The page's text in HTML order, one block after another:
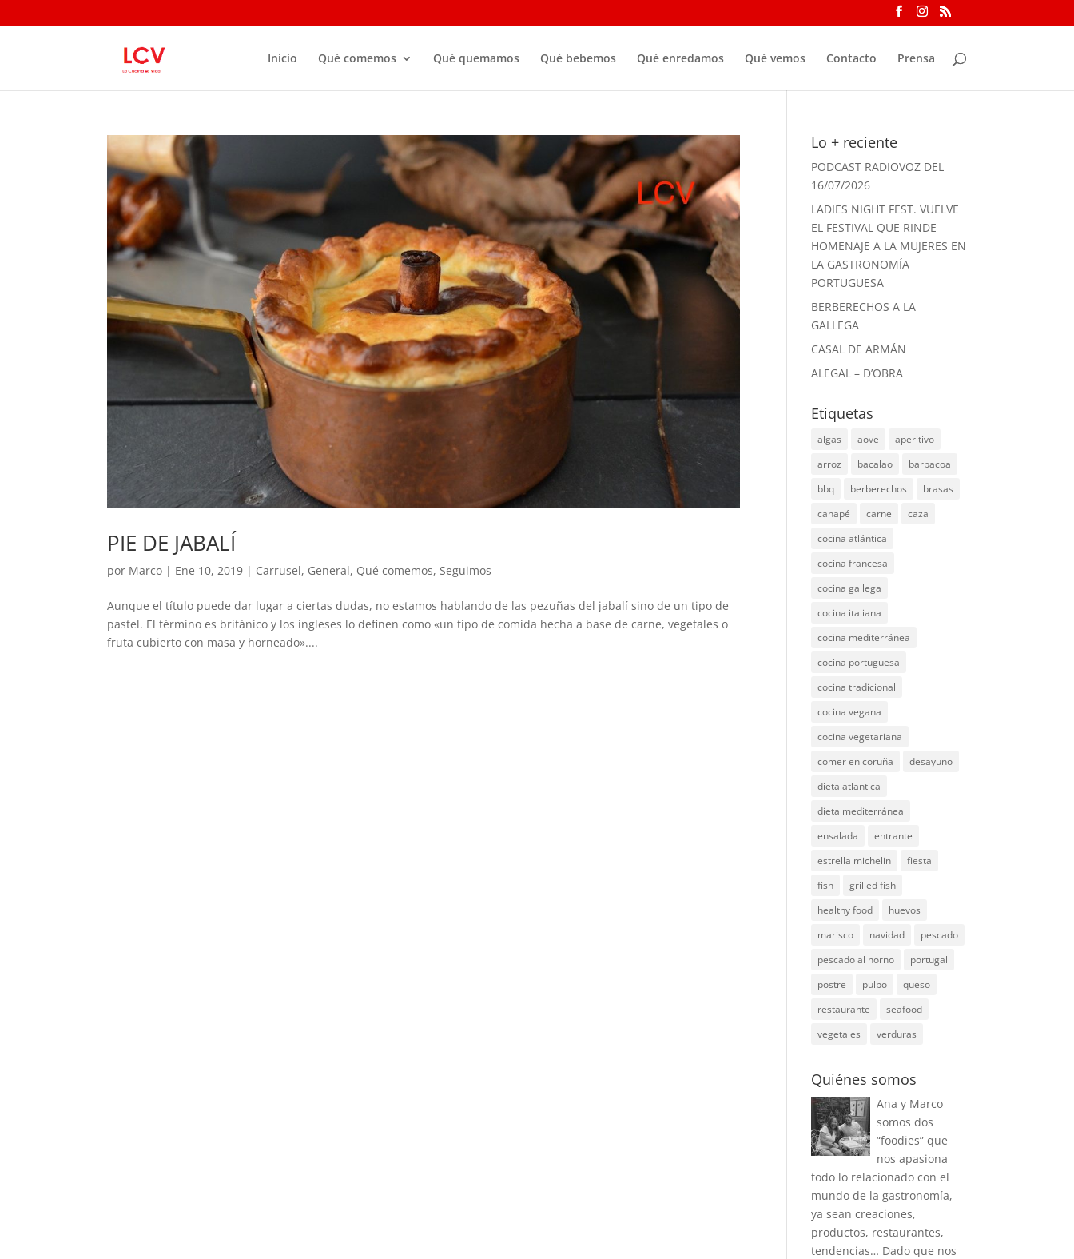
Inicio Qué comemos Qué quemamos Qué bebemos Qué enredamos Qué vemos Contacto Prensa
PIE DE JABALÍ
por Marco | Ene 10, 2019 | Carrusel, General, Qué comemos,Seguimos
Aunque el título puede dar lugar a ciertas dudas, no estamos hablando de las pezuñas del jabalí sino de un tipo de
pastel. El término es británico y los ingleses lo definen como «un tipo de comida hecha a base de carne, vegetales o
fruta cubierto con masa y horneado»....
Lo + reciente
PODCAST RADIOVOZ DEL
16/07/2026
LADIES NIGHT FEST. VUELVE
EL FESTIVAL QUE RINDE
HOMENAJE A LA MUJERES EN
LA GASTRONOMÍA
PORTUGUESA
BERBERECHOS A LA
GALLEGA
CASAL DE ARMÁN
ALEGAL – D’OBRA
Etiquetas
algas aove
aperitivo
arroz
bacalao
barbacoa
bbq
berberechos
brasas
canapé
carne
caza
cocina atlántica
cocina francesa
cocina gallega
cocina italiana
cocina mediterránea
cocina portuguesa
cocina tradicional
cocina vegana
cocina vegetariana
comer en coruña
desayuno
dieta atlantica
dieta mediterránea
ensalada
entrante
estrella michelin
fiesta
fish
grilled fish
healthy food
huevos
marisco
navidad
pescado
pescado al horno
portugal
postre
pulpo
queso
restaurante
seafood
vegetales
verduras
Quiénes somos
Ana y Marco
somos dos
“foodies” que
nos apasiona
todo lo relacionado con el
mundo de la gastronomía,
ya sean creaciones,
productos, restaurantes,
tendencias… Dado que nos